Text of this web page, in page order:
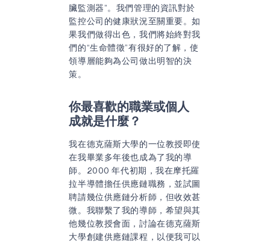
臟監測器”。我們管理的資訊對於
監控公司的健康狀況至關重要。如
果我們做得出色，我們將始終對我
們的“生命體徵”有很好的了解，使
領導層能夠為公司做出明智的決
策。
你最喜歡的職業或個人
成就是什麼？
我在德克薩斯大學的一位教授即使
在我畢業多年後也成為了我的導
師。2000 年代初期，我在摩托羅
拉半導體擔任供應鏈職務，並試圖
聘請幾位供應鏈分析師，但收效甚
微。我聯繫了我的導師，希望與其
他幾位教授會面，討論在德克薩斯
大學創建供應鏈課程，以便我可以